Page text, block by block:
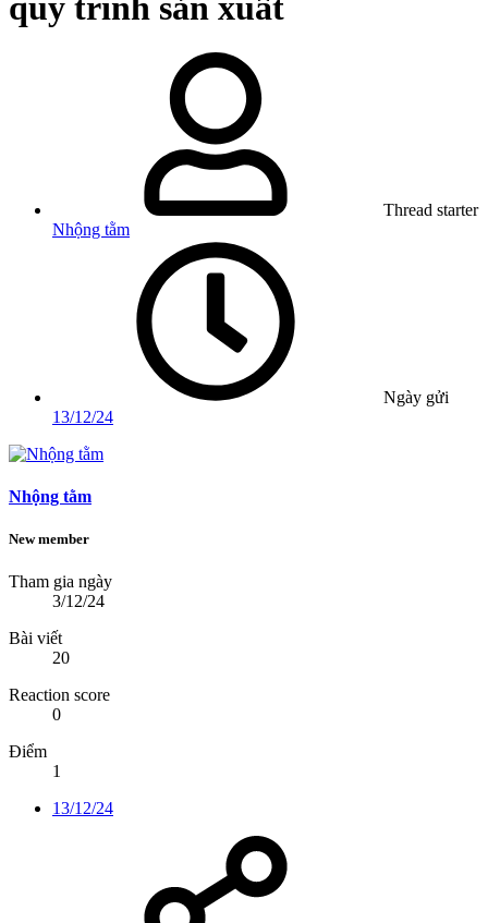
Thread starter
Nhộng tằm
Ngày gửi
13/12/24
Nhộng tằm
New member
Tham gia ngày
3/12/24
Bài viết
20
Reaction score
0
Điểm
1
13/12/24